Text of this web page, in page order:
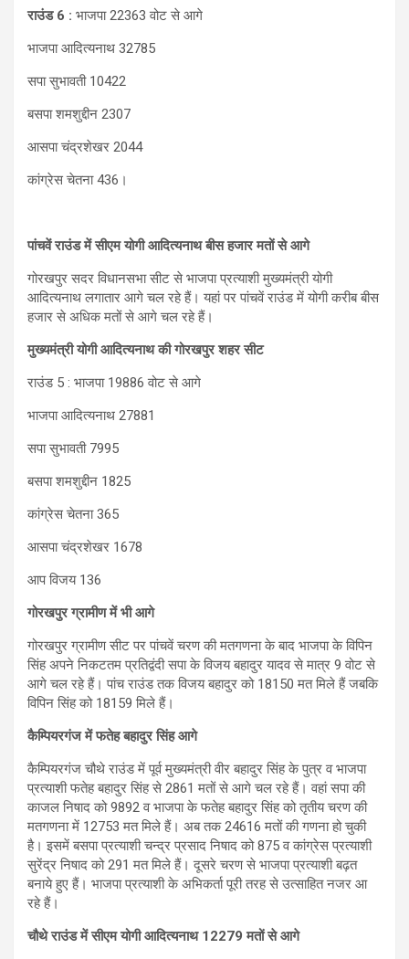
राउंड 6 : भाजपा 22363 वोट से आगे
भाजपा आदित्यनाथ 32785
सपा सुभावती 10422
बसपा शमशुद्दीन 2307
आसपा चंद्रशेखर 2044
कांग्रेस चेतना 436।
पांचवें राउंड में सीएम योगी आद‍ित्‍यनाथ बीस हजार मतों से आगे
गोरखपुर सदर व‍िधानसभा सीट से भाजपा प्रत्‍याशी मुख्यमंत्री योगी
आदित्यनाथ लगातार आगे चल रहे हैं। यहां पर पांचवें राउंड में योगी करीब बीस
हजार से अध‍िक मतों से आगे चल रहे हैं।
मुख्यमंत्री योगी आदित्यनाथ की गोरखपुर शहर सीट
राउंड 5 : भाजपा 19886 वोट से आगे
भाजपा आदित्यनाथ 27881
सपा सुभावती 7995
बसपा शमशुद्दीन 1825
कांग्रेस चेतना 365
आसपा चंद्रशेखर 1678
आप विजय 136
गोरखपुर ग्रामीण में भी आगे
गोरखपुर ग्रामीण सीट पर पांचवें चरण की मतगणना के बाद भाजपा के विपिन
सिंह अपने निकटतम प्रतिद्वंदी सपा के विजय बहादुर यादव से मात्र 9 वोट से
आगे चल रहे हैं। पांच राउंड तक विजय बहादुर को 18150 मत मिले हैं जबकि
विपिन सिंह को 18159 मिले हैं।
कैम्पियरगंज में फतेह बहादुर सिंह आगे
कैम्पियरगंज चौथे राउंड में पूर्व मुख्यमंत्री वीर बहादुर सिंह के पुत्र व भाजपा
प्रत्याशी फतेह बहादुर सिंह से 2861 मतों से आगे चल रहे हैं। वहां सपा की
काजल निषाद को 9892 व भाजपा के फतेह बहादुर सिंह को तृतीय चरण की
मतगणना में 12753 मत मिले हैं। अब तक 24616 मतों की गणना हो चुकी
है। इसमें बसपा प्रत्याशी चन्द्र प्रसाद निषाद को 875 व कांग्रेस प्रत्याशी
सुरेंद्र निषाद को 291 मत मिले हैं। दूसरे चरण से भाजपा प्रत्याशी बढ़त
बनाये हुए हैं। भाजपा प्रत्याशी के अभिकर्ता पूरी तरह से उत्साहित नजर आ
रहे हैं।
चौथे राउंड में सीएम योगी आद‍ित्‍यनाथ 12279 मतों से आगे